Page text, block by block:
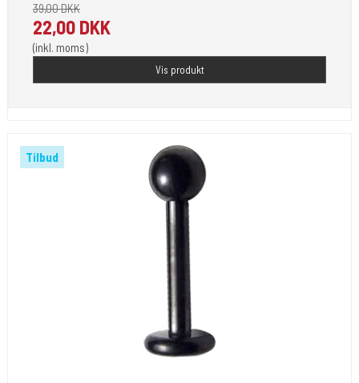
39,00 DKK
22,00 DKK
(inkl. moms)
Vis produkt
Tilbud